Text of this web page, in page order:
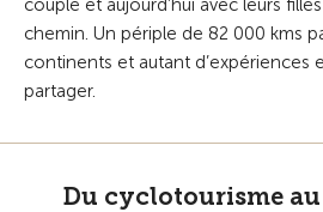
chemin. Un périple de 82 000 kms
continents et autant d’expériences
partager.
Du cyclotourisme au